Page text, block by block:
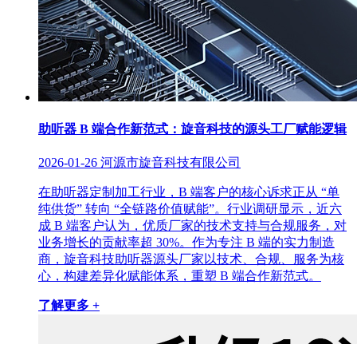
助听器 B 端合作新范式：旋音科技的源头工厂赋能逻辑
2026-01-26 河源市旋音科技有限公司
在助听器定制加工行业，B 端客户的核心诉求正从 “单
纯供货” 转向 “全链路价值赋能”。行业调研显示，近六
成 B 端客户认为，优质厂家的技术支持与合规服务，对
业务增长的贡献率超 30%。作为专注 B 端的实力制造
商，旋音科技助听器源头厂家以技术、合规、服务为核
心，构建差异化赋能体系，重塑 B 端合作新范式。
了解更多 +